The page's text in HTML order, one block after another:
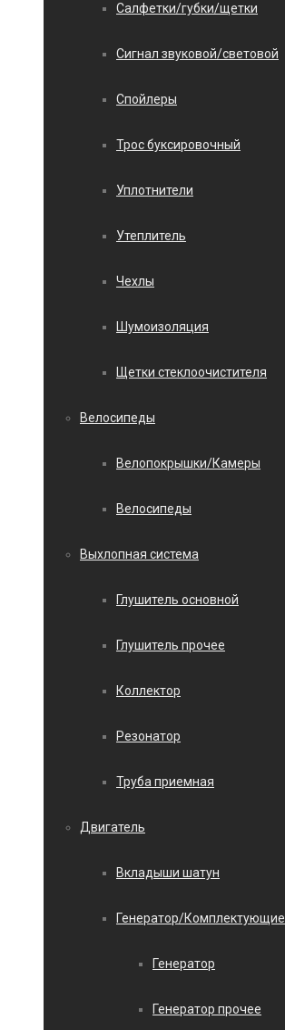
Салфетки/губки/щетки
Сигнал звуковой/световой
Спойлеры
Трос буксировочный
Уплотнители
Утеплитель
Чехлы
Шумоизоляция
Щетки стеклоочистителя
Велосипеды
Велопокрышки/Камеры
Велосипеды
Выхлопная система
Глушитель основной
Глушитель прочее
Коллектор
Резонатор
Труба приемная
Двигатель
Вкладыши шатун
Генератор/Комплектующие
Генератор
Генератор прочее